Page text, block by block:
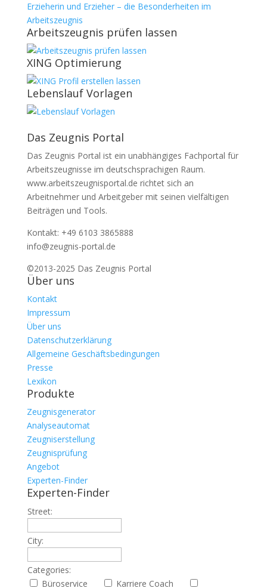
Erzieherin und Erzieher – die Besonderheiten im
Arbeitszeugnis
Arbeitszeugnis prüfen lassen
XING Optimierung
Lebenslauf Vorlagen
Das Zeugnis Portal
Das Zeugnis Portal ist ein unabhängiges Fachportal für
Arbeitszeugnisse im deutschsprachigen Raum.
www.arbeitszeugnisportal.de richtet sich an
Arbeitnehmer und Arbeitgeber mit seinen vielfältigen
Beiträgen und Tools.
Kontakt: +49 6103 3865888
info@zeugnis-portal.de
©2013-2025 Das Zeugnis Portal
Über uns
Kontakt
Impressum
Über uns
Datenschutzerklärung
Allgemeine Geschäftsbedingungen
Presse
Lexikon
Produkte
Zeugnisgenerator
Analyseautomat
Zeugniserstellung
Zeugnisprüfung
Angebot
Experten-Finder
Experten-Finder
Street:
City:
Categories:
Büroservice
Karriere Coach